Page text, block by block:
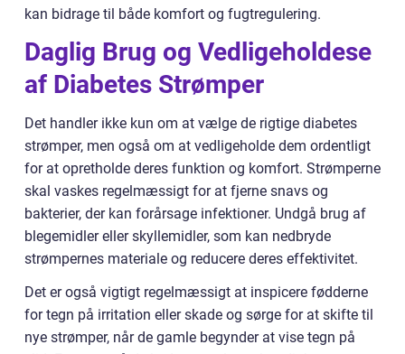
kan bidrage til både komfort og fugtregulering.
Daglig Brug og Vedligeholdese
af Diabetes Strømper
Det handler ikke kun om at vælge de rigtige diabetes
strømper, men også om at vedligeholde dem ordentligt
for at opretholde deres funktion og komfort. Strømperne
skal vaskes regelmæssigt for at fjerne snavs og
bakterier, der kan forårsage infektioner. Undgå brug af
blegemidler eller skyllemidler, som kan nedbryde
strømpernes materiale og reducere deres effektivitet.
Det er også vigtigt regelmæssigt at inspicere fødderne
for tegn på irritation eller skade og sørge for at skifte til
nye strømper, når de gamle begynder at vise tegn på